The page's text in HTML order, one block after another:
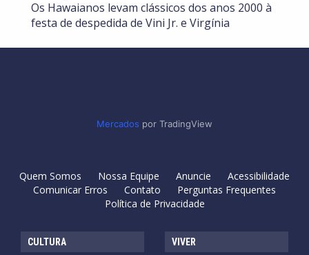
Os Hawaianos levam clássicos dos anos 2000 à
festa de despedida de Vini Jr. e Virgínia
Mercados por TradingView
Quem Somos Nossa Equipe Anuncie
Acessibilidade
Comunicar Erros
Contato
Perguntas Frequentes
Política de Privacidade
CULTURA VIVER